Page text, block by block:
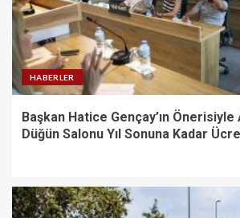
HABERLER
Başkan Hatice Gençay’ın
Düğün Salonu Yıl Sonuna Kadar